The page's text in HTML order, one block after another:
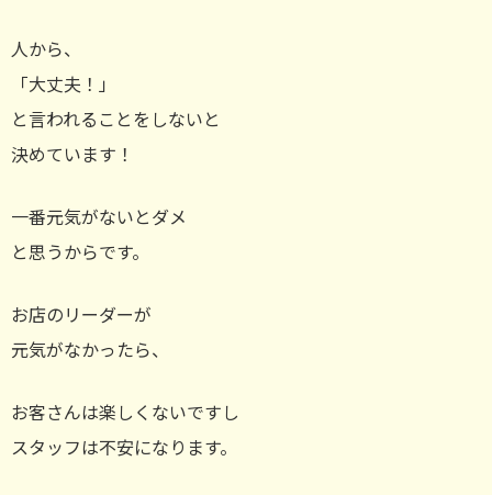
人から、
「大丈夫！」
と言われることをしないと
決めています！
一番元気がないとダメ
と思うからです。
お店のリーダーが
元気がなかったら、
お客さんは楽しくないですし
スタッフは不安になります。